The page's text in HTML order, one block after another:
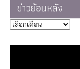
ข่าวย้อนหลัง